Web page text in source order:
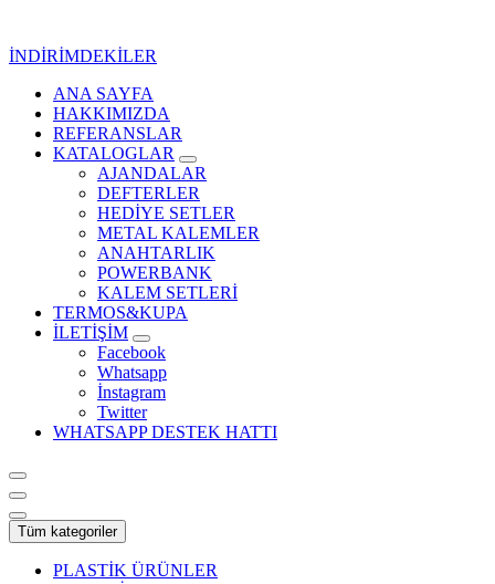
İNDİRİMDEKİLER
Kurumsal Promosyon-Hediyelik
ANA SAYFA
HAKKIMIZDA
REFERANSLAR
KATALOGLAR
AJANDALAR
DEFTERLER
HEDİYE SETLER
METAL KALEMLER
ANAHTARLIK
POWERBANK
KALEM SETLERİ
TERMOS&KUPA
İLETİŞİM
Facebook
Whatsapp
İnstagram
Twitter
WHATSAPP DESTEK HATTI
Tüm kategoriler
PLASTİK ÜRÜNLER